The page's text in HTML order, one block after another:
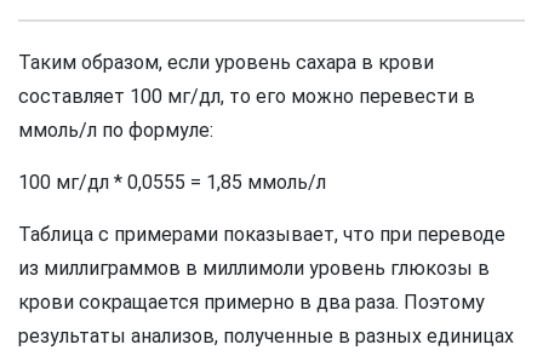
Таким образом, если уровень сахара в крови
составляет 100 мг/дл, то его можно перевести в
ммоль/л по формуле:
100 мг/дл * 0,0555 = 1,85 ммоль/л
Таблица с примерами показывает, что при переводе
из миллиграммов в миллимоли уровень глюкозы в
крови сокращается примерно в два раза. Поэтому
результаты анализов, полученные в разных единицах